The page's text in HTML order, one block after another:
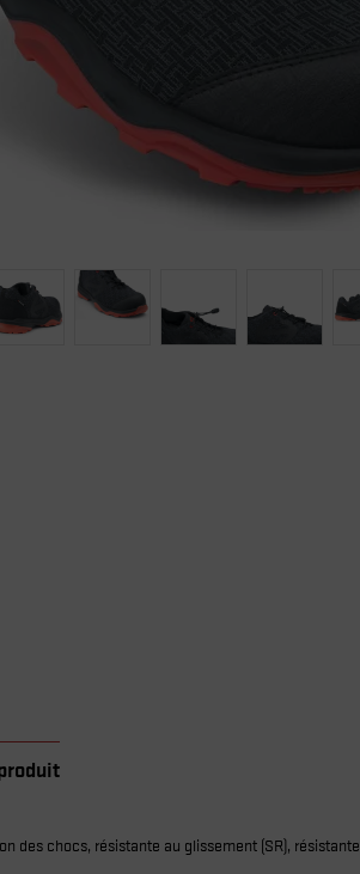
des chocs, résistante au glissement (SR),